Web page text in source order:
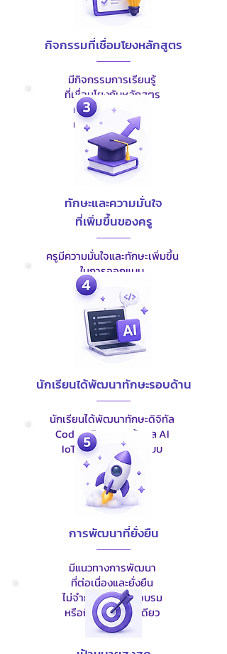
กิจกรรมที่เชื่อมโยงหลักสูตร
มีกิจกรรมการเรียนรู้
ที่เชื่อมโยงกับหลักสูตร
ผลลัพธ์การเรียนรู้
และการประเมินผล
ทักษะและความมั่นใจ
ที่เพิ่มขึ้นของครู
ครูมีความมั่นใจและทักษะเพิ่มขึ้น
ในการออกแบบ
และจัดการเรียนรู้
แบบลงมือปฏิบัติ
นักเรียนได้พัฒนาทักษะรอบด้าน
นักเรียนได้พัฒนาทักษะดิจิทัล
Coding วิทยาการข้อมูล AI
IoT การคิดเชิงออกแบบ
และการแก้ปัญหา
การพัฒนาที่ยั่งยืน
มีแนวทางการพัฒนา
ที่ต่อเนื่องและยั่งยืน
ไม่จำกัดเพียงการอบรม
หรือกิจกรรมครั้งเดียว